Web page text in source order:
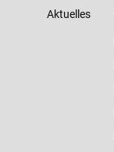
Aktuelles